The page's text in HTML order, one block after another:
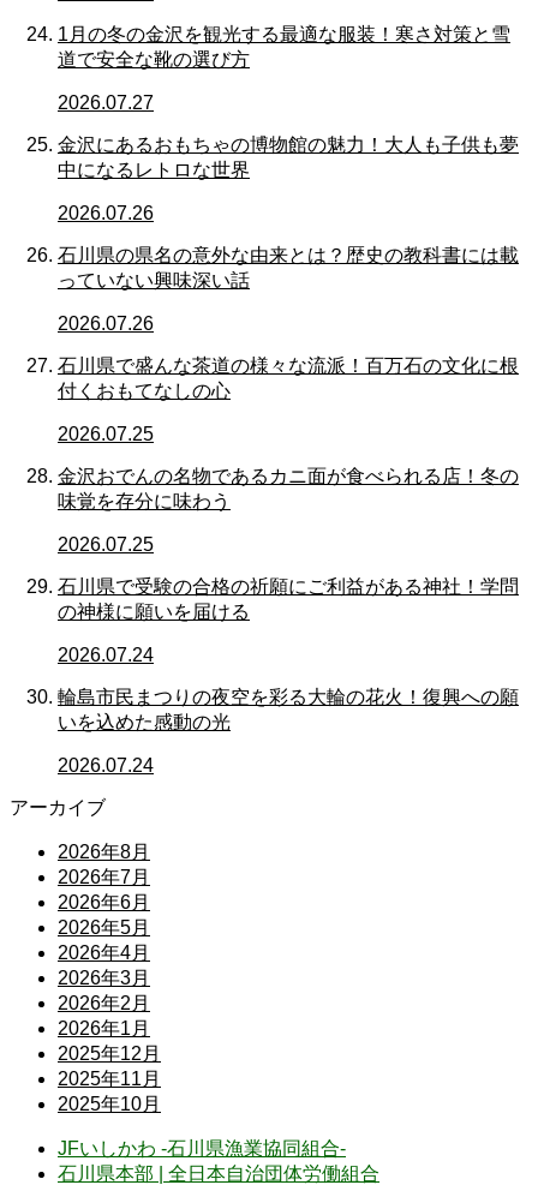
1月の冬の金沢を観光する最適な服装！寒さ対策と雪
道で安全な靴の選び方
2026.07.27
金沢にあるおもちゃの博物館の魅力！大人も子供も夢
中になるレトロな世界
2026.07.26
石川県の県名の意外な由来とは？歴史の教科書には載
っていない興味深い話
2026.07.26
石川県で盛んな茶道の様々な流派！百万石の文化に根
付くおもてなしの心
2026.07.25
金沢おでんの名物であるカニ面が食べられる店！冬の
味覚を存分に味わう
2026.07.25
石川県で受験の合格の祈願にご利益がある神社！学問
の神様に願いを届ける
2026.07.24
輪島市民まつりの夜空を彩る大輪の花火！復興への願
いを込めた感動の光
2026.07.24
アーカイブ
2026年8月
2026年7月
2026年6月
2026年5月
2026年4月
2026年3月
2026年2月
2026年1月
2025年12月
2025年11月
2025年10月
JFいしかわ -石川県漁業協同組合-
石川県本部 | 全日本自治団体労働組合